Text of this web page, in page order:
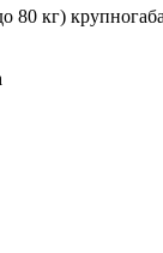
80 кг)